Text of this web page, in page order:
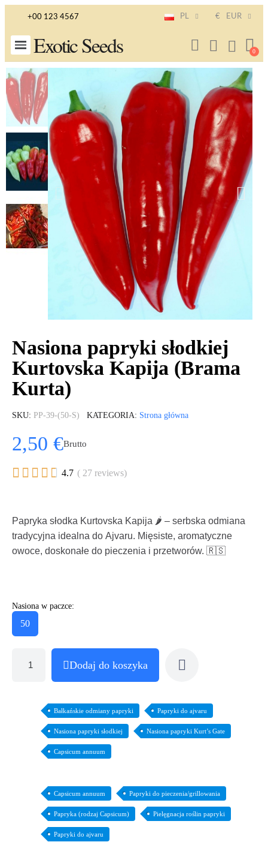
+00 123 4567 PL € EUR
Exotic Seeds
Nasiona papryki słodkiej
Kurtovska Kapija (Brama
Kurta)
SKU PP-39-(50-S) KATEGORIA Strona główna
2,50 €Brutto
     4.7 ( 27 reviews)
Papryka słodka Kurtovska Kapija 🌶️ – serbska odmiana
tradycyjna idealna do Ajvaru. Mięsiste, aromatyczne
owoce, doskonałe do pieczenia i przetworów. 🇷🇸
Nasiona w paczce:
50
Dodaj do koszyka
Bałkańskie odmiany papryki Papryki do ajvaru
Nasiona papryki słodkiej Nasiona papryki Kurt’s Gate
Capsicum annuum
Capsicum annuum Papryki do pieczenia/grillowania
Papryka (rodzaj Capsicum) Pielęgnacja roślin papryki
Papryki do ajvaru